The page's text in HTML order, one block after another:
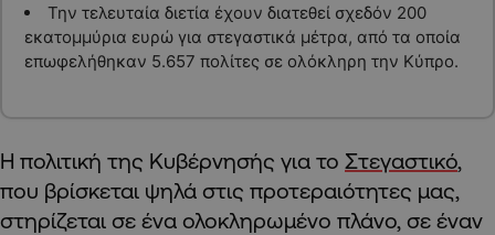
Την τελευταία διετία έχουν διατεθεί σχεδόν 200
εκατομμύρια ευρώ για στεγαστικά μέτρα, από τα οποία
επωφελήθηκαν 5.657 πολίτες σε ολόκληρη την Κύπρο.
Η πολιτική της Κυβέρνησής για το Στεγαστικό,
που βρίσκεται ψηλά στις προτεραιότητες μας,
στηρίζεται σε ένα ολοκληρωμένο πλάνο, σε έναν